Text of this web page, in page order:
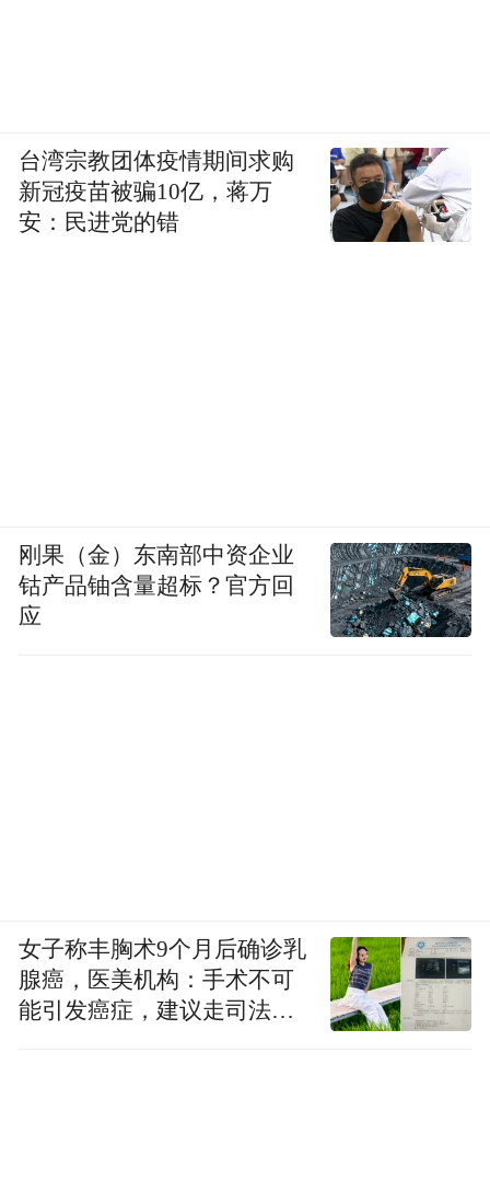
台湾宗教团体疫情期间求购
新冠疫苗被骗10亿，蒋万
安：民进党的错
刚果（金）东南部中资企业
钴产品铀含量超标？官方回
应
女子称丰胸术9个月后确诊乳
腺癌，医美机构：手术不可
能引发癌症，建议走司法途